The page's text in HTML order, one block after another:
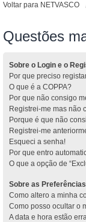
Voltar para NETVASCO
Questões
Sobre o Login e o
Por que preciso
O que é a COPPA?
Por que não consigo
Registrei-me mas não
Porque é que não
Registrei-me
Esqueci a senha!
Por que entro
O que a opção de
Sobre as
Como altero a minha
Como posso ocultar o
A data e hora estão